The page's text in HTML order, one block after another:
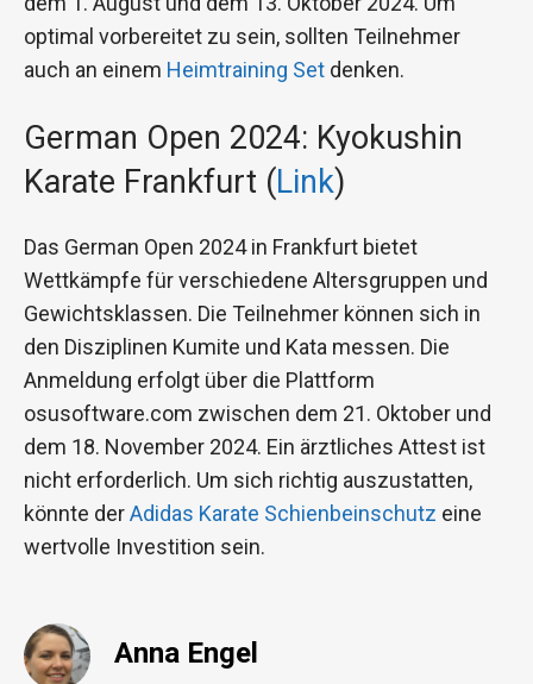
optimal vorbereitet zu sein, sollten Teilnehmer
auch an einem Heimtraining Set denken.
German Open 2024: Kyokushin
Karate Frankfurt (Link)
Das German Open 2024 in Frankfurt bietet
Wettkämpfe für verschiedene Altersgruppen und
Gewichtsklassen. Die Teilnehmer können sich in
den Disziplinen Kumite und Kata messen. Die
Anmeldung erfolgt über die Plattform
osusoftware.com zwischen dem 21. Oktober und
dem 18. November 2024. Ein ärztliches Attest ist
nicht erforderlich. Um sich richtig auszustatten,
könnte derAdidas Karate Schienbeinschutz eine
wertvolle Investition sein.
Anna Engel